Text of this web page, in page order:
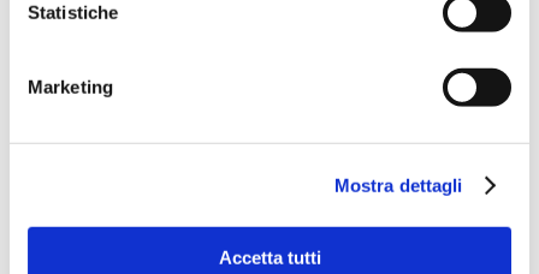
Statistiche
Marketing
Mostra dettagli
Accetta tutti